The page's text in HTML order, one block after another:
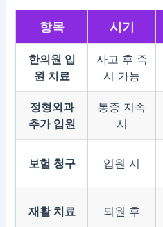
항목 시기
한의원 입
원 치료
사고 후 즉
시 가능
정형외과
추가 입원
통증 지속
시
보험 청구 입원 시
재활 치료 퇴원 후